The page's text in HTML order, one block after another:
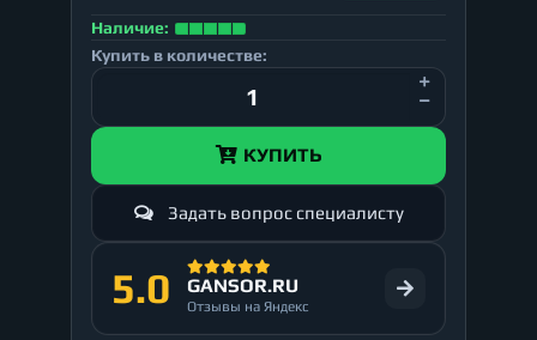
Наличие:
Купить в количестве:
КУПИТЬ
Задать вопрос специалисту
5.0 GANSOR.RU
Отзывы на Яндекс